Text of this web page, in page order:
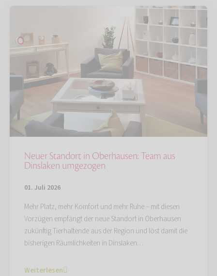
Neuer Standort in Oberhausen: Team aus
Dinslaken umgezogen
01. Juli 2026
Mehr Platz, mehr Komfort und mehr Ruhe – mit diesen
Vorzügen empfängt der neue Standort in Oberhausen
zukünftig Tierhaltende aus der Region und löst damit die
bisherigen Räumlichkeiten in Dinslaken…
Weiterlesen